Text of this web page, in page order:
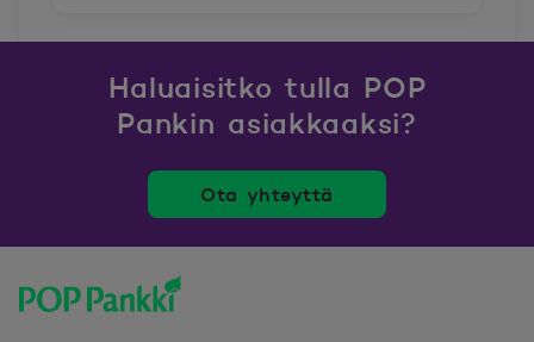
Haluaisitko tulla POP
Pankin asiakkaaksi?
Ota yhteyttä